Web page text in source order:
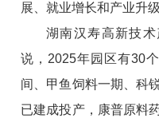
展、就业增长和产业升
湖南汉寿高新技
说，2025年园区有30
间、甲鱼饲料一期、科
已建成投产，康普原料